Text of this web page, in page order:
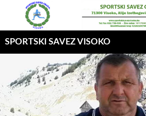
SPORTSKI SAVEZ VISOKO